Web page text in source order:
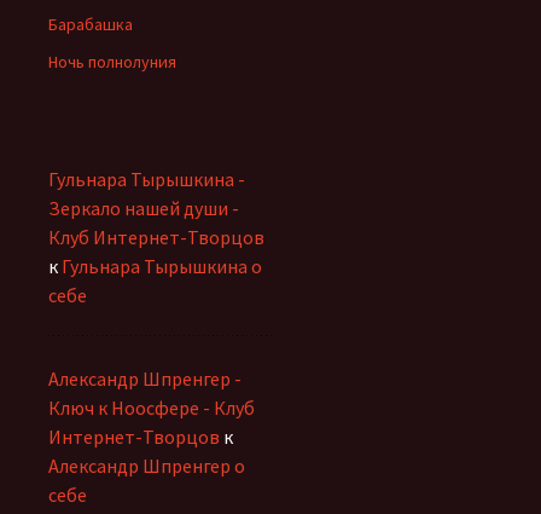
Барабашка
Ночь полнолуния
Гульнара Тырышкина -
Зеркало нашей души -
Клуб Интернет-Творцов
к Гульнара Тырышкина о
себе
Александр Шпренгер -
Ключ к Ноосфере - Клуб
Интернет-Творцов к
Александр Шпренгер о
себе